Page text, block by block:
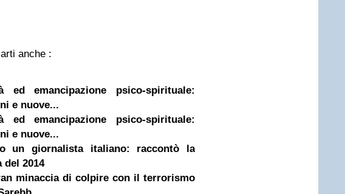
anche :
ed emancipazione psico-spirituale:
e nuove...
ed emancipazione psico-spirituale:
e nuove...
un giornalista italiano: raccontò la
del 2014
minaccia di colpire con il terrorismo